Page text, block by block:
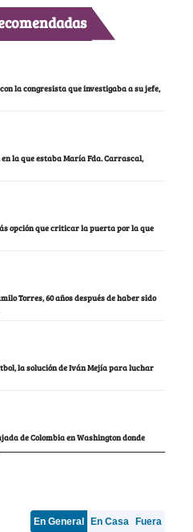
la congresista que investigaba a su jefe,
la que estaba María Fda. Carrascal,
opción que criticar la puerta por la que
Torres, 60 años después de haber sido
la solución de Iván Mejía para luchar
de Colombia en Washington donde
En General En Casa
Fuera